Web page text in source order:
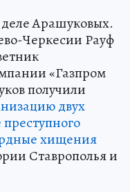
деле Арашуковых.
Черкесии Рауф
«Газпром
получили
двух
хищения
Ставрополья и